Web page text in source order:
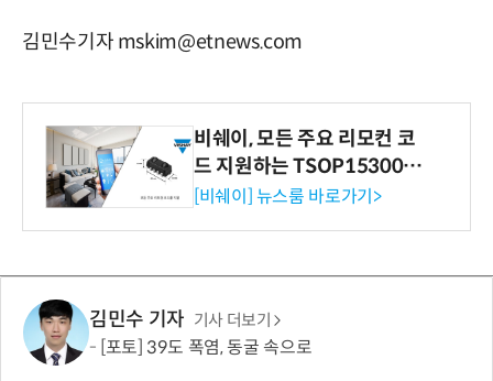
김민수기자 mskim@etnews.com
비쉐이, 모든 주요 리모컨 코
드 지원하는 TSOP15300 시
리즈 IR 수신기 출시
[비쉐이] 뉴스룸 바로가기>
김민수 기자 기사 더보기
[포토] 39도 폭염, 동굴 속으로